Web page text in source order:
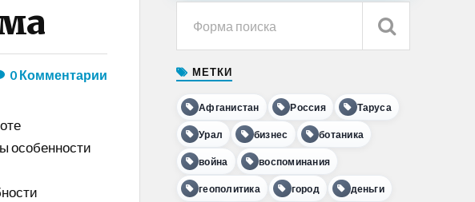
0Комментарии
особенности
МЕТКИ
Афганистан Россия Таруса
Урал бизнес ботаника
война воспоминания
геополитика город деньги